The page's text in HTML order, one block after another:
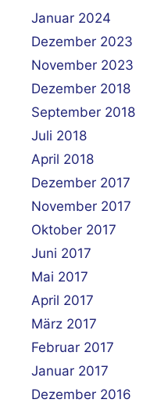
Januar 2024
Dezember 2023
November 2023
Dezember 2018
September 2018
Juli 2018
April 2018
Dezember 2017
November 2017
Oktober 2017
Juni 2017
Mai 2017
April 2017
März 2017
Februar 2017
Januar 2017
Dezember 2016